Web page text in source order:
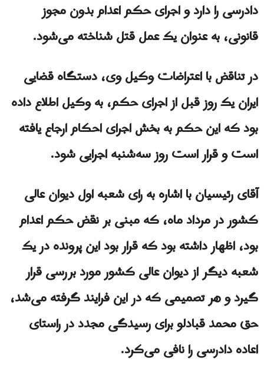
دادرسی را دارد و اجرای حکم اعدام بدون مجوز
قانونی، به عنوان یک عمل قتل شناخته می‌شود.
در تناقض با اعتراضات وکیل وی، دستگاه قضایی
ایران یک روز قبل از اجرای حکم، به وکیل اطلاع داده
بود که این حکم به بخش اجرای احکام ارجاع یافته
است و قرار است روز سه‌شنبه اجرایی شود.
آقای رئیسیان با اشاره به رای شعبه اول دیوان عالی
کشور در مرداد ماه، که مبنی بر نقض حکم اعدام
بود، اظهار داشته بود که قرار بود این پرونده در یک
شعبه دیگر از دیوان عالی کشور مورد بررسی قرار
گیرد و هر تصمیمی که در این فرایند گرفته می‌شد،
حق محمد قبادلو برای رسیدگی مجدد در راستای
اعاده‌ دادرسی را نافی می‌کرد.